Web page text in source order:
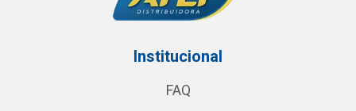
Institucional
FAQ